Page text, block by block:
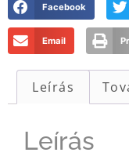
Facebook
Email
Leírás
Leírás